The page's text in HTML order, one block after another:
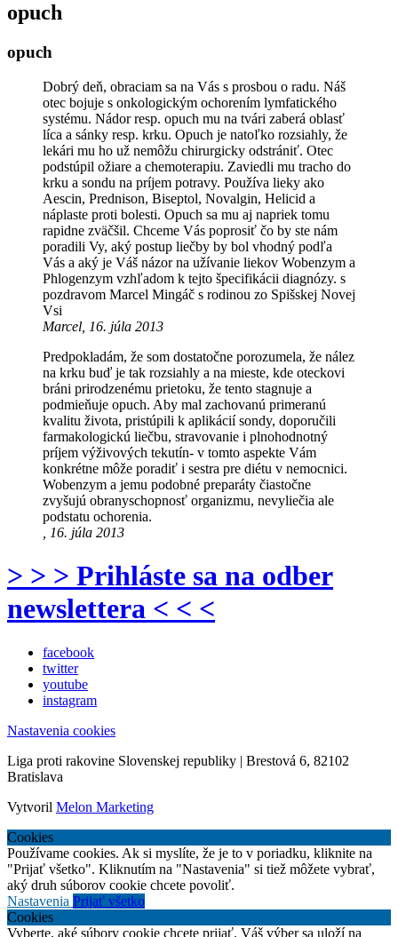
opuch
opuch
Dobrý deň, obraciam sa na Vás s prosbou o radu. Náš
otec bojuje s onkologickým ochorením lymfatického
systému. Nádor resp. opuch mu na tvári zaberá oblasť
líca a sánky resp. krku. Opuch je natoľko rozsiahly, že
lekári mu ho už nemôžu chirurgicky odstrániť. Otec
podstúpil ožiare a chemoterapiu. Zaviedli mu tracho do
krku a sondu na príjem potravy. Používa lieky ako
Aescin, Prednison, Biseptol, Novalgin, Helicid a
náplaste proti bolesti. Opuch sa mu aj napriek tomu
rapidne zväčšil. Chceme Vás poprosiť čo by ste nám
poradili Vy, aký postup liečby by bol vhodný podľa
Vás a aký je Váš názor na užívanie liekov Wobenzym a
Phlogenzym vzhľadom k tejto špecifikácii diagnózy. s
pozdravom Marcel Mingáč s rodinou zo Spišskej Novej
Vsi
Marcel, 16. júla 2013
Predpokladám, že som dostatočne porozumela, že nález
na krku buď je tak rozsiahly a na mieste, kde oteckovi
bráni prirodzenému prietoku, že tento stagnuje a
podmieňuje opuch. Aby mal zachovanú primeranú
kvalitu života, pristúpili k aplikácií sondy, doporučili
farmakologickú liečbu, stravovanie i plnohodnotný
príjem výživových tekutín- v tomto aspekte Vám
konkrétne môže poradiť i sestra pre diétu v nemocnici.
Wobenzym a jemu podobné preparáty čiastočne
zvyšujú obranyschopnosť organizmu, nevyliečia ale
podstatu ochorenia.
, 16. júla 2013
> > > Prihláste sa na odber
newslettera < < <
facebook
twitter
youtube
instagram
Nastavenia cookies
Liga proti rakovine Slovenskej republiky | Brestová 6, 82102
Bratislava
Vytvoril Melon Marketing
Cookies
Používame cookies. Ak si myslíte, že je to v poriadku, kliknite na
"Prijať všetko". Kliknutím na "Nastavenia" si tiež môžete vybrať,
aký druh súborov cookie chcete povoliť.
Nastavenia Prijať všetko
Cookies
Vyberte, aké súbory cookie chcete prijať. Váš výber sa uloží na